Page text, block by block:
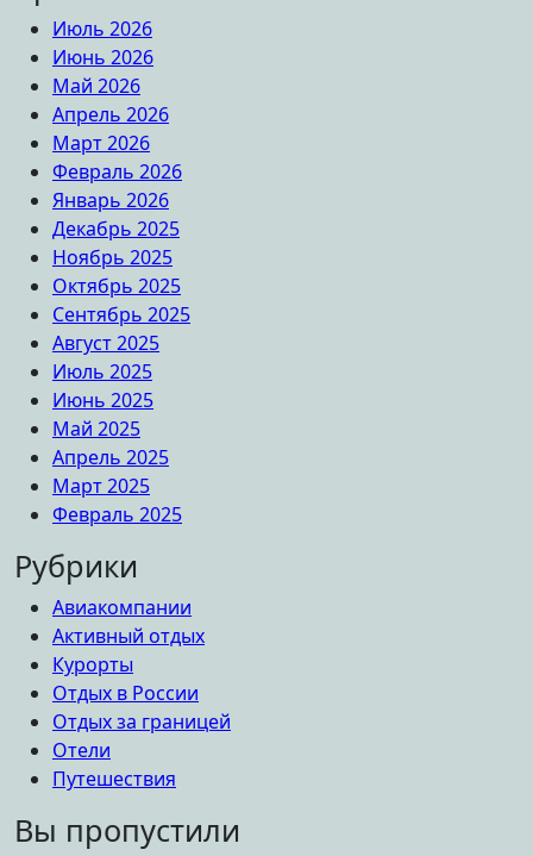
Июль 2026
Июнь 2026
Май 2026
Апрель 2026
Март 2026
Февраль 2026
Январь 2026
Декабрь 2025
Ноябрь 2025
Октябрь 2025
Сентябрь 2025
Август 2025
Июль 2025
Июнь 2025
Май 2025
Апрель 2025
Март 2025
Февраль 2025
Рубрики
Авиакомпании
Активный отдых
Курорты
Отдых в России
Отдых за границей
Отели
Путешествия
Вы пропустили